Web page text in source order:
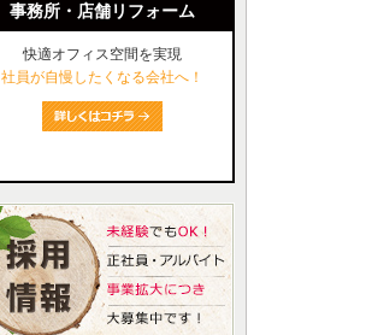
事務所・店舗リフォーム
快適オフィス空間を実現
社員が自慢したくなる会社へ！